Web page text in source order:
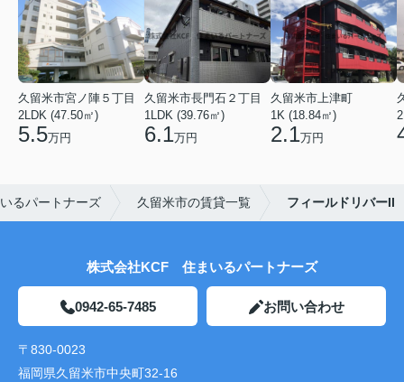
久留米市宮ノ陣５丁目
2LDK (47.50㎡)
5.5万円
久留米市長門石２丁目
1LDK (39.76㎡)
6.1万円
久留米市上津町
1K (18.84㎡)
2.1万円
るパートナーズ 久留米市の賃貸一覧 フィールドリバーII
株式会社KCF 住まいるパートナーズ
0942-65-7485 お問い合わせ
〒830-0023
福岡県久留米市中央町32-16